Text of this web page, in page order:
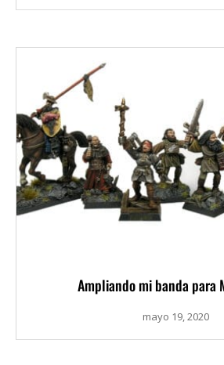
Ampliando mi banda para
mayo 19, 2020